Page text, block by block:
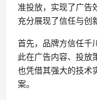
准投放，实现了广告
充分展现了信任与创
首先，品牌方信任千
此在广告内容、投放
也凭借其强大的技术
案。